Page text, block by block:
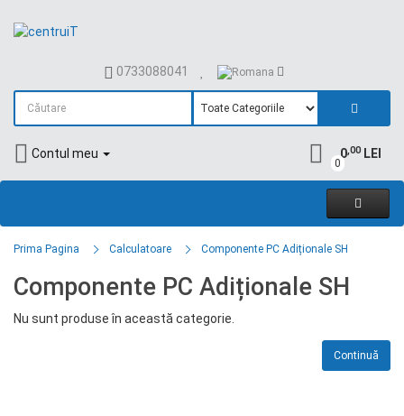
0733088041
Contul meu
0
0,00LEI
Prima Pagina Calculatoare Componente PC Adiționale SH
Componente PC Adiționale SH
Nu sunt produse în această categorie.
Continuă